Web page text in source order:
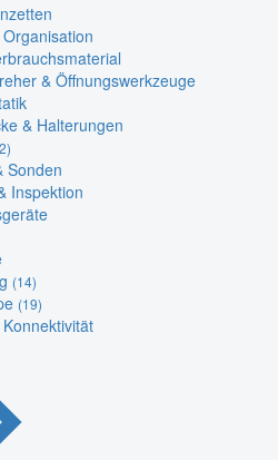
& Öffnungswerkzeuge
& Halterungen
Sonden
Inspektion
(14)
(19)